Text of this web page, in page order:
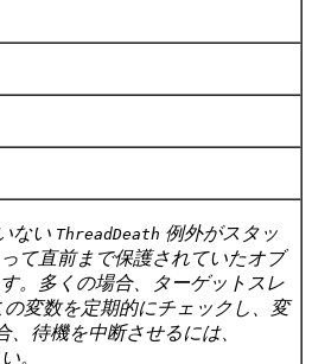
ない ThreadDeath 例外がスタッ
て直前まで保護されていたオブ
。多くの場合、ターゲットスレ
変数を定期的にチェックし、変
待機を中断させるには、
。